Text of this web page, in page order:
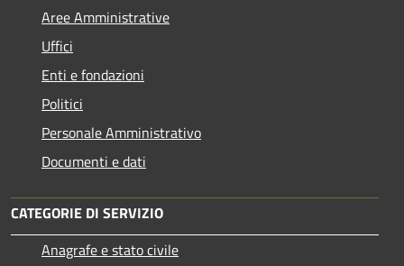
Aree Amministrative
Uffici
Enti e fondazioni
Politici
Personale Amministrativo
Documenti e dati
CATEGORIE DI SERVIZIO
Anagrafe e stato civile